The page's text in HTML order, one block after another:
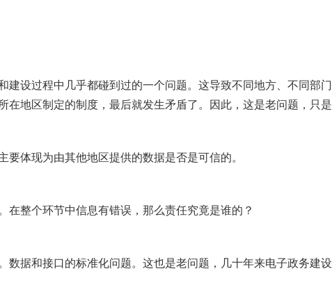
建设过程中几乎都碰到过的一个问题。这导致不同地方、不同部
地区制定的制度，最后就发生矛盾了。因此，这是老问题，只是
体现为由其他地区提供的数据是否是可信的。
整个环节中信息有错误，那么责任究竟是谁的？
据和接口的标准化问题。这也是老问题，几十年来电子政务建